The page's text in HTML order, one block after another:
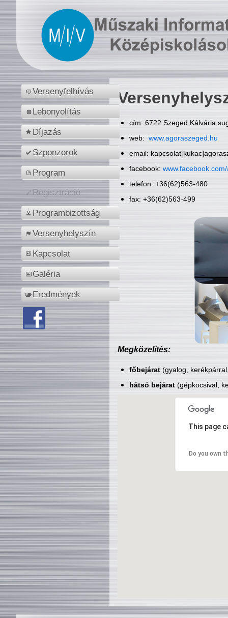
Versenyfelhívás
Lebonyolítás
Díjazás
Szponzorok
Program
Regisztráció
Programbizottság
Versenyhelyszín
Kapcsolat
Galéria
Eredmények
cím: 6722 Szeged Kálvária
web: www.agoraszeged.hu
email:
facebook:
telefon: +36(62)563-480
fax: +36(62)563-499
Megközelítés:
főbejárat(gyalog,
hátsó bejárat(gépkocsival,
This page
Do you own